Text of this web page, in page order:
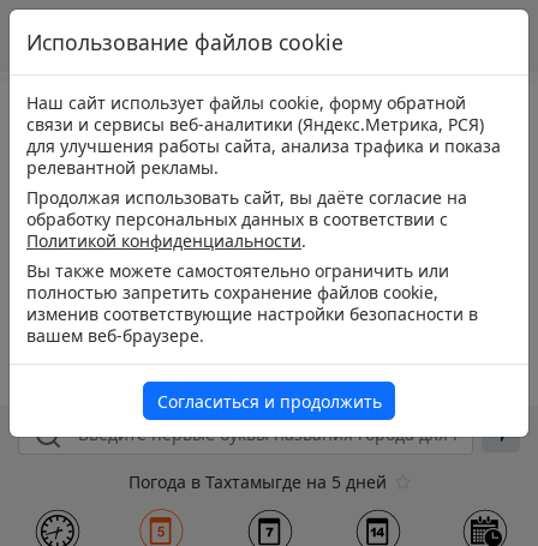
Погода в Тахтамыгде на 5 дней
Использование файлов cookie
Наш сайт использует файлы cookie, форму обратной
связи и сервисы веб-аналитики (Яндекс.Метрика, РСЯ)
для улучшения работы сайта, анализа трафика и показа
релевантной рекламы.
Продолжая использовать сайт, вы даёте согласие на
обработку персональных данных в соответствии с
Политикой конфиденциальности.
Вы также можете самостоятельно ограничить или
полностью запретить сохранение файлов cookie,
изменив соответствующие настройки безопасности в
вашем веб-браузере.
Согласиться и продолжить